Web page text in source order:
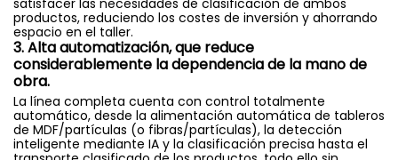
satisfacer las necesidades de clasificación de ambos
productos, reduciendo los costes de inversión y ahorrando
espacio en el taller.
3. Alta automatización, que reduce
considerablemente la dependencia de la mano de
obra.
La línea completa cuenta con control totalmente
automático, desde la alimentación automática de tableros
de MDF/partículas (o fibras/partículas), la detección
inteligente mediante IA y la clasificación precisa hasta el